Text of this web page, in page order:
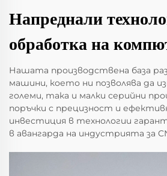
Напреднали
обработка на
Нашата производствена база
машини, което ни позволява да
големи, така и малки серийни
поръчки с прецизност и
инвестиция в технологии
в авангарда на индустрията за